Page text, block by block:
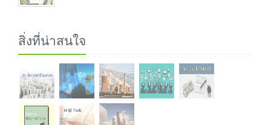
สิ่งที่น่าสนใจ